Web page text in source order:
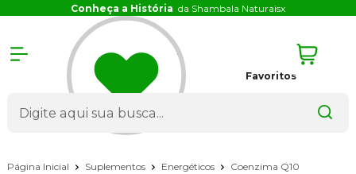
Conheça a História da Shambala Naturaisx
Favoritos
Página Inicial Suplementos Energéticos Coenzima Q10